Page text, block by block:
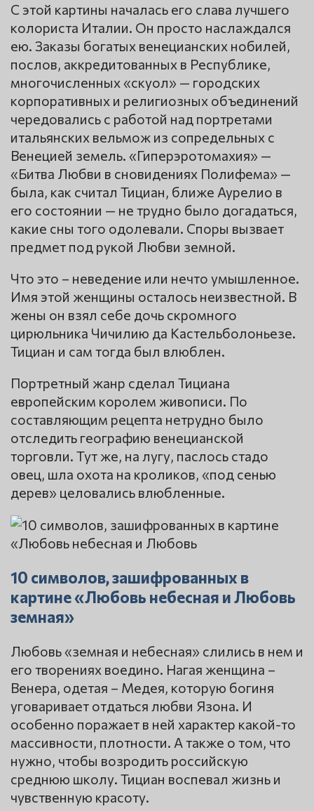
С этой картины началась его слава лучшего
колориста Италии. Он просто наслаждался
ею. Заказы богатых венецианских нобилей,
послов, аккредитованных в Республике,
многочисленных «скуол» — городских
корпоративных и религиозных объединений
чередовались с работой над портретами
итальянских вельмож из сопредельных с
Венецией земель. «Гиперэротомахия» —
«Битва Любви в сновидениях Полифема» —
была, как считал Тициан, ближе Аурелио в
его состоянии — не трудно было догадаться,
какие сны того одолевали. Споры вызвает
предмет под рукой Любви земной.
Что это – неведение или нечто умышленное.
Имя этой женщины осталось неизвестной. В
жены он взял себе дочь скромного
цирюльника Чичилию да Кастельболоньезе.
Тициан и сам тогда был влюблен.
Портретный жанр сделал Тициана
европейским королем живописи. По
составляющим рецепта нетрудно было
отследить географию венецианской
торговли. Тут же, на лугу, паслось стадо
овец, шла охота на кроликов, «под сенью
дерев» целовались влюбленные.
10 символов, зашифрованных в
картине «Любовь небесная и Любовь
земная»
Любовь «земная и небесная» слились в нем и
его творениях воедино. Нагая женщина –
Венера, одетая – Медея, которую богиня
уговаривает отдаться любви Язона. И
особенно поражает в ней характер какой-то
массивности, плотности. А также о том, что
нужно, чтобы возродить российскую
среднюю школу. Тициан воспевал жизнь и
чувственную красоту.